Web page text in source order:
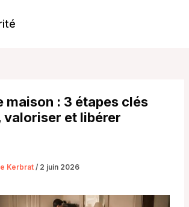
maison : 3 étapes clés
valoriser et libérer
Kerbrat / 2 juin 2026